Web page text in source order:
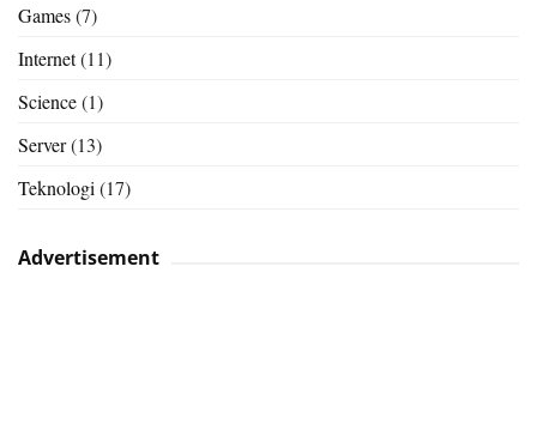
Games(7)
Internet(11)
Science(1)
Server(13)
Teknologi (17)
Advertisement